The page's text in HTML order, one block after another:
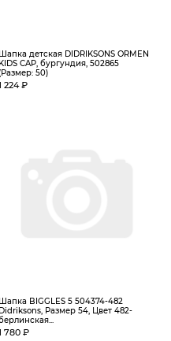
Шапка детская DIDRIKSONS ORMEN
KIDS CAP, бургундия, 502865
(Размер: 50)
224 ₽
Шапка BIGGLES 5 504374-482
Didriksons, Размер 54, Цвет 482-
780 ₽